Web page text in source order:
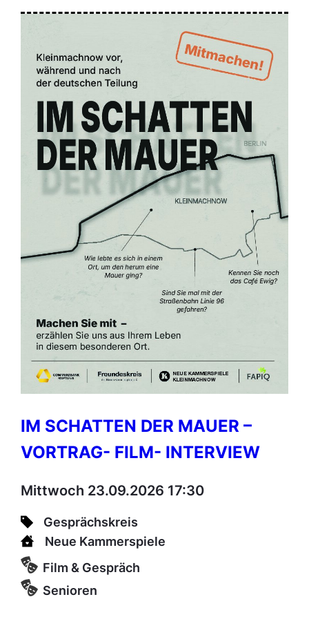
IM SCHATTEN DER MAUER –
VORTRAG- FILM- INTERVIEW
Mittwoch 23.09.2026 17:30
Gesprächskreis
Neue Kammerspiele
Film & Gespräch
Senioren